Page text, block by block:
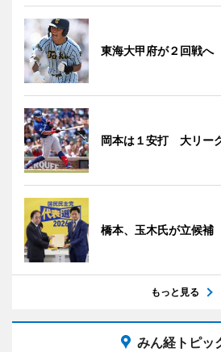
東海大甲府が２回戦
岡本は１安打 大リー
橋本、玉木氏が立候
もっと見る
みん経トピッ